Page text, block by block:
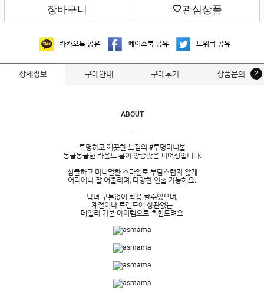
장바구니 관심상품
카카오톡 공유 페이스북 공유 트위터 공유
상세정보 구매안내 구매후기 2
상품문의
ABOUT
-
투명하고 깨끗한 느낌의 #투명미니볼
동글동글한 라운드 볼이 앙증맞은 피어싱입니다.
심플하고 미니멀한 스타일로 부담스럽지 않게
어디에나 잘 어울리며, 다양한 연출 가능해요.
남녀 구분없이 착용 할수있으며,
계절이나 트랜드에 상관없는
데일리 기본 아이템으로 추천드려요